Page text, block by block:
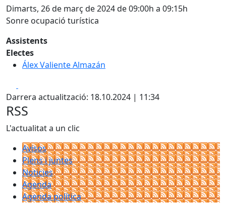
Dimarts, 26 de març de 2024 de 09:00h a 09:15h
Sonre ocupació turística
Assistents
Electes
Álex Valiente Almazán
Darrera actualització: 18.10.2024 | 11:34
RSS
L'actualitat a un clic
Avisos
Plens i juntes
Noticies
Agenda
Agenda política